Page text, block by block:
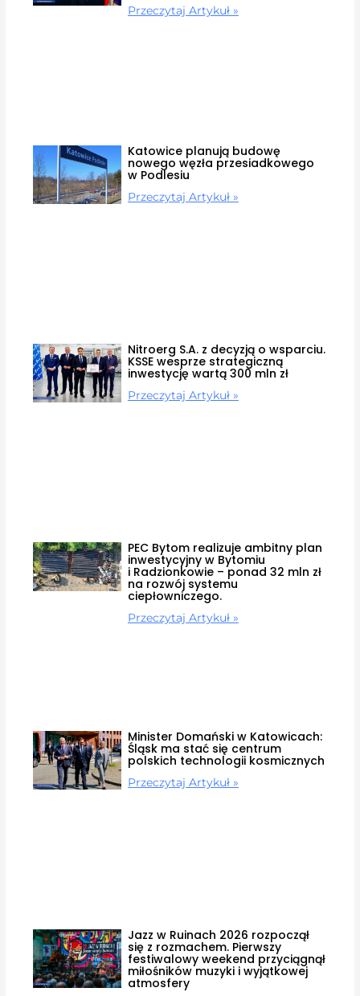
Przeczytaj Artykuł »
Katowice planują budowę
nowego węzła przesiadkowego
w Podlesiu
Przeczytaj Artykuł »
Nitroerg S.A. z decyzją o wsparciu.
KSSE wesprze strategiczną
inwestycję wartą 300 mln zł
Przeczytaj Artykuł »
PEC Bytom realizuje ambitny plan
inwestycyjny w Bytomiu
i Radzionkowie – ponad 32 mln zł
na rozwój systemu
ciepłowniczego.
Przeczytaj Artykuł »
Minister Domański w Katowicach:
Śląsk ma stać się centrum
polskich technologii kosmicznych
Przeczytaj Artykuł »
Jazz w Ruinach 2026 rozpoczął
się z rozmachem. Pierwszy
festiwalowy weekend przyciągnął
miłośników muzyki i wyjątkowej
atmosfery